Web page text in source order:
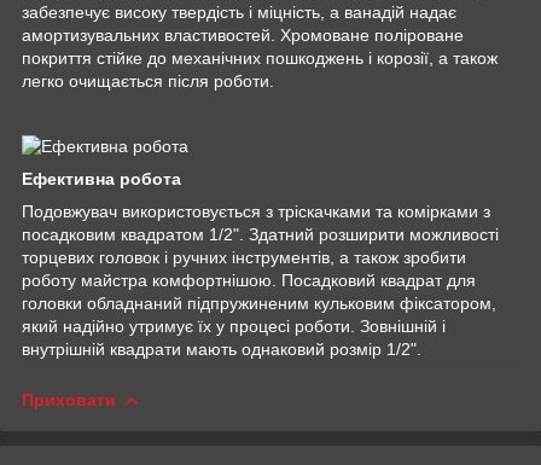
забезпечує високу твердість і міцність, а ванадій надає
амортизувальних властивостей. Хромоване поліроване
покриття стійке до механічних пошкоджень і корозії, а також
легко очищається після роботи.
Ефективна робота
Подовжувач використовується з тріскачками та комірками з
посадковим квадратом 1/2". Здатний розширити можливості
торцевих головок і ручних інструментів, а також зробити
роботу майстра комфортнішою. Посадковий квадрат для
головки обладнаний підпружиненим кульковим фіксатором,
який надійно утримує їх у процесі роботи. Зовнішній і
внутрішній квадрати мають однаковий розмір 1/2".
Приховати